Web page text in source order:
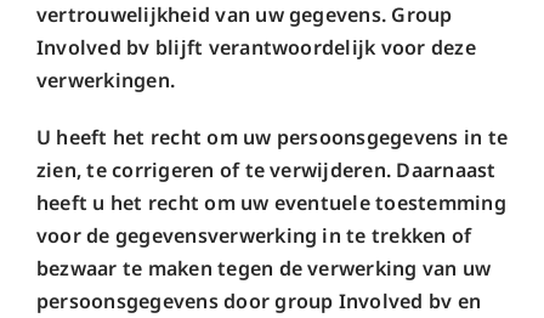
vertrouwelijkheid van uw gegevens. Group
Involved bv blijft verantwoordelijk voor deze
verwerkingen.
U heeft het recht om uw persoonsgegevens in te
zien, te corrigeren of te verwijderen. Daarnaast
heeft u het recht om uw eventuele toestemming
voor de gegevensverwerking in te trekken of
bezwaar te maken tegen de verwerking van uw
persoonsgegevens door group Involved bv en